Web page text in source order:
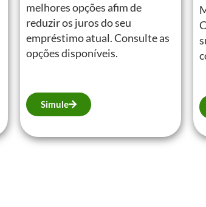
melhores opções afim de
reduzir os juros do seu
empréstimo atual. Consulte as
opções disponíveis.
Simule